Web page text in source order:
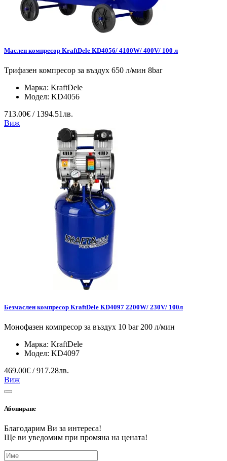
Маслен компресор KraftDele KD4056/ 4100W/ 400V/ 100 л
Трифазен компресор за въздух 650 л/мин 8bar
Марка: KraftDele
Модел: KD4056
713.00€ / 1394.51лв.
Виж
Безмаслен компресор KraftDele KD4097 2200W/ 230V/ 100л
Монофазен компресор за въздух 10 bar 200 л/мин
Марка: KraftDele
Модел: KD4097
469.00€ / 917.28лв.
Виж
Абониране
Благодарим Ви за интереса!
Ще ви уведомим при промяна на цената!